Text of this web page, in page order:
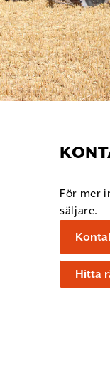
För mer
säljare.
Hitta